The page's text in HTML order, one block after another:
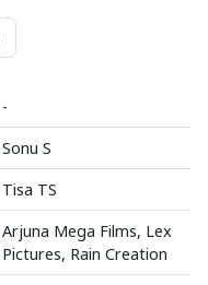
-
Sonu S
Tisa TS
Arjuna Mega Films, Lex
Pictures, Rain Creation